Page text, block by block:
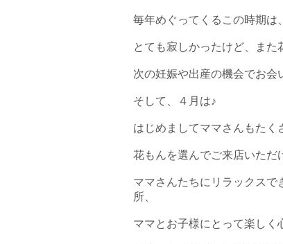
毎年めぐってくるこの時期は
とても寂しかったけど、また
次の妊娠や出産の機会でお会
そして、４月は♪
はじめましてママさんもたく
花もんを選んでご来店いただ
ママさんたちにリラックス
所、
ママとお子様にとって楽しく